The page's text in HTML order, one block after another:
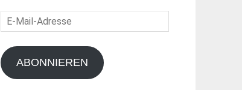
E-
Mail-
Adresse
ABONNIEREN